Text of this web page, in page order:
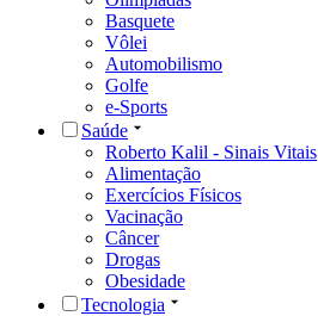
Basquete
Vôlei
Automobilismo
Golfe
e-Sports
Saúde
Roberto Kalil - Sinais Vitais
Alimentação
Exercícios Físicos
Vacinação
Câncer
Drogas
Obesidade
Tecnologia